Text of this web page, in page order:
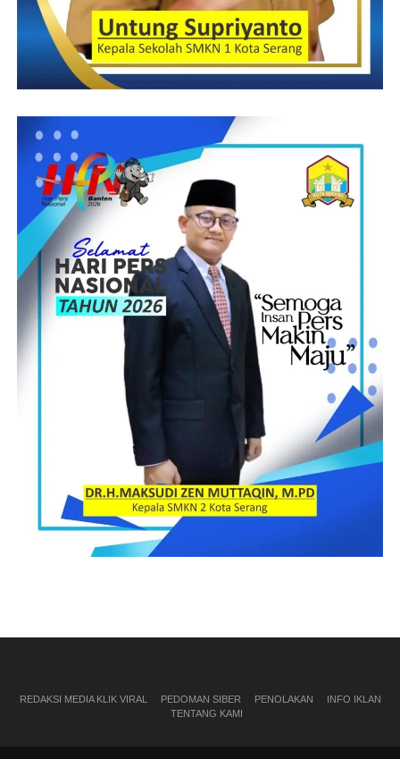
REDAKSI MEDIA KLIK VIRAL PEDOMAN SIBER PENOLAKAN
INFO IKLAN
TENTANG KAMI